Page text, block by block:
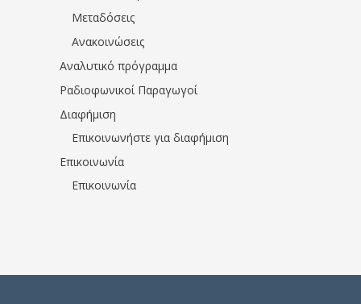
Μεταδόσεις
Ανακοινώσεις
Αναλυτικό πρόγραμμα
Ραδιοφωνικοί Παραγωγοί
Διαφήμιση
Επικοινωνήστε για διαφήμιση
Επικοινωνία
Επικοινωνία